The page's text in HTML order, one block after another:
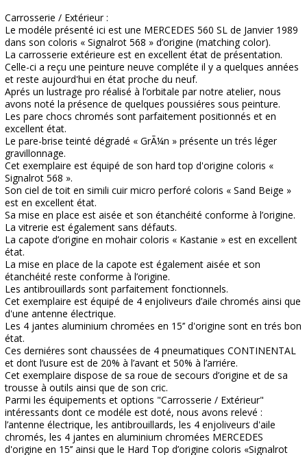
Carrosserie / Extérieur :
Le modéle présenté ici est une MERCEDES 560 SL de Janvier 1989
dans son coloris « Signalrot 568 » d’origine (matching color).
La carrosserie extérieure est en excellent état de présentation.
Celle-ci a reçu une peinture neuve compléte il y a quelques années
et reste aujourd'hui en état proche du neuf.
Aprés un lustrage pro réalisé à l’orbitale par notre atelier, nous
avons noté la présence de quelques poussiéres sous peinture.
Les pare chocs chromés sont parfaitement positionnés et en
excellent état.
Le pare-brise teinté dégradé « GrÃ¼n » présente un trés léger
gravillonnage.
Cet exemplaire est équipé de son hard top d'origine coloris «
Signalrot 568 ».
Son ciel de toit en simili cuir micro perforé coloris « Sand Beige »
est en excellent état.
Sa mise en place est aisée et son étanchéité conforme à l’origine.
La vitrerie est également sans défauts.
La capote d’origine en mohair coloris « Kastanie » est en excellent
état.
La mise en place de la capote est également aisée et son
étanchéité reste conforme à l’origine.
Les antibrouillards sont parfaitement fonctionnels.
Cet exemplaire est équipé de 4 enjoliveurs d’aile chromés ainsi que
d'une antenne électrique.
Les 4 jantes aluminium chromées en 15’’ d'origine sont en trés bon
état.
Ces derniéres sont chaussées de 4 pneumatiques CONTINENTAL
et dont l’usure est de 20% à l’avant et 50% à l’arriére.
Cet exemplaire dispose de sa roue de secours d’origine et de sa
trousse à outils ainsi que de son cric.
Parmi les équipements et options "Carrosserie / Extérieur"
intéressants dont ce modéle est doté, nous avons relevé :
l’antenne électrique, les antibrouillards, les 4 enjoliveurs d'aile
chromés, les 4 jantes en aluminium chromées MERCEDES
d'origine en 15’’ ainsi que le Hard Top d’origine coloris «Signalrot